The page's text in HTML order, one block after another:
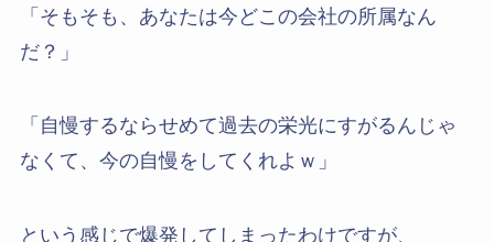
「そもそも、あなたは今どこの会社の所属なん
だ？」
「自慢するならせめて過去の栄光にすがるんじゃ
なくて、今の自慢をしてくれよｗ」
という感じで爆発してしまったわけですが、